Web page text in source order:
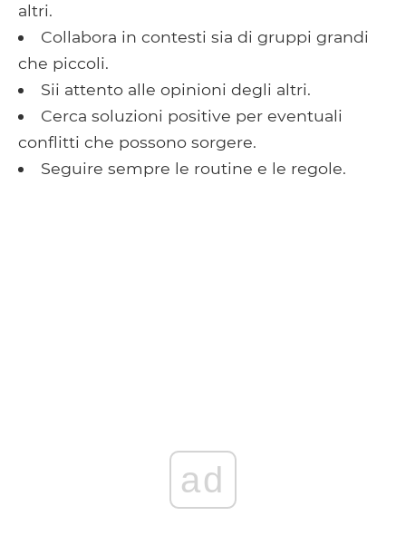
altri.
Collabora in contesti sia di gruppi grandi
che piccoli.
Sii attento alle opinioni degli altri.
Cerca soluzioni positive per eventuali
conflitti che possono sorgere.
Seguire sempre le routine e le regole.
ad